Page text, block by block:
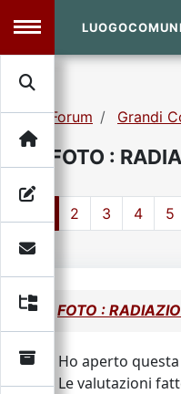
MENU
Search
DVD Shop
Info Sito
Login
Vecchio Sito
Archivio
Forum Grandi
FOTO :
2 3 4 5
FOTO :
Ho aperto
Le valutazioni